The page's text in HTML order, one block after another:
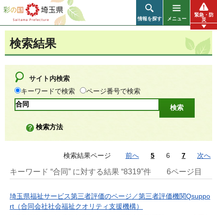
彩の国 埼玉県
情報を探す メニュー
緊急・防
災
検索結果
サイト内検索
キーワードで検索
ページ番号で検索
検索方法
検索結果ページ 前へ 5 6 7 次へ
キーワード “合同” に対する結果 “8319”件 6ページ目
埼玉県福祉サービス第三者評価のページ／第三者評価機関Qsuppo
rt（合同会社社会福祉クオリティ支援機構）